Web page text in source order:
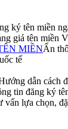
ký tên miền
giá tên miền
MIỀNẨn
tế
dẫn cách
tin đăng ký
vấn lựa chọn,